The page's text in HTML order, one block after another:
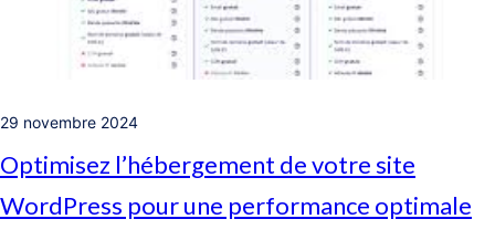
29 novembre 2024
Optimisez l’hébergement de votre site
WordPress pour une performance optimale